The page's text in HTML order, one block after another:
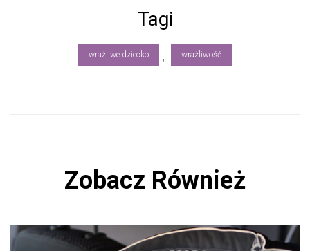
Tagi
wrażliwe dziecko , wrażliwość
Zobacz Również